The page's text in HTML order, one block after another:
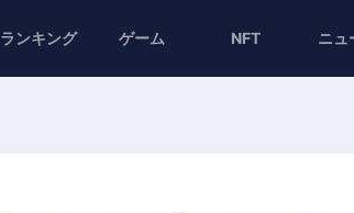
ランキング ゲーム NFT ニュ